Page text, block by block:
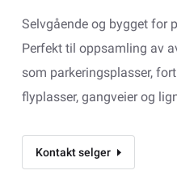
Selvgående og bygget for
Perfekt til oppsamling av
som parkeringsplasser,
flyplasser, gangveier og
Kontakt selger